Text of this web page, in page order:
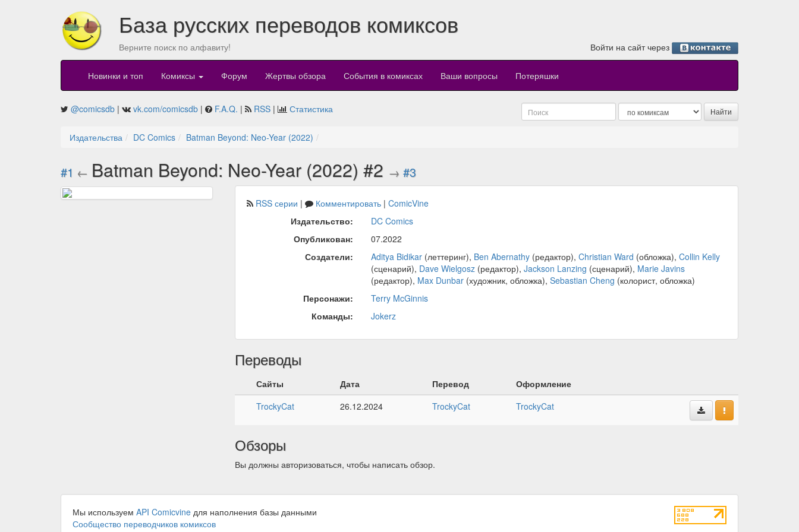
База русских переводов комиксов
Верните поиск по алфавиту! Войти на сайт через
Новинки и топ Комиксы Форум Жертвы обзора События в комиксах Ваши вопросы Потеряшки
@comicsdb | vk.com/comicsdb | F.A.Q. | RSS | Статистика
Издательства DC Comics Batman Beyond: Neo-Year (2022)
#1 ← Batman Beyond: Neo-Year (2022) #2 → #3
RSS серии | Комментировать| ComicVine
Издательство:
DC Comics
Опубликован:
07.2022
Создатели:
Aditya Bidikar(леттеринг), Ben Abernathy(редактор), Christian Ward (обложка), Collin Kelly
(сценарий), Dave Wielgosz(редактор), Jackson Lanzing (сценарий), Marie Javins
(редактор), Max Dunbar(художник, обложка), Sebastian Cheng (колорист, обложка)
Персонажи:
Terry McGinnis
Команды:
Jokerz
Переводы
Сайты Дата Перевод
Оформление
TrockyCat
26.12.2024 TrockyCat TrockyCat
Обзоры
Вы должны авторизоваться, чтобы написать обзор.
Мы используем API Comicvine для наполнения базы данными
Сообщество переводчиков комиксов